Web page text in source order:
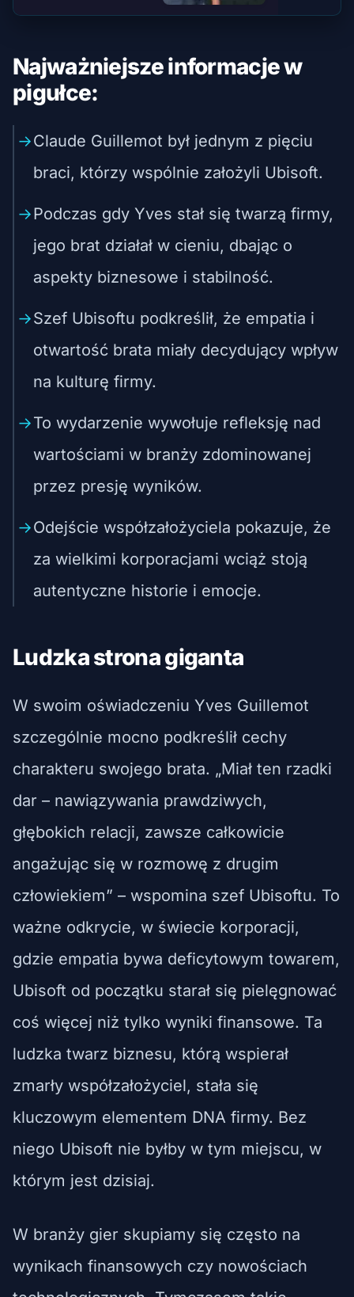
Najważniejsze informacje w
pigułce:
Claude Guillemot był jednym z pięciu
braci, którzy wspólnie założyli Ubisoft.
Podczas gdy Yves stał się twarzą firmy,
jego brat działał w cieniu, dbając o
aspekty biznesowe i stabilność.
Szef Ubisoftu podkreślił, że empatia i
otwartość brata miały decydujący wpływ
na kulturę firmy.
To wydarzenie wywołuje refleksję nad
wartościami w branży zdominowanej
przez presję wyników.
Odejście współzałożyciela pokazuje, że
za wielkimi korporacjami wciąż stoją
autentyczne historie i emocje.
Ludzka strona giganta
W swoim oświadczeniu Yves Guillemot
szczególnie mocno podkreślił cechy
charakteru swojego brata. „Miał ten rzadki
dar – nawiązywania prawdziwych,
głębokich relacji, zawsze całkowicie
angażując się w rozmowę z drugim
człowiekiem” – wspomina szef Ubisoftu. To
ważne odkrycie, w świecie korporacji,
gdzie empatia bywa deficytowym towarem,
Ubisoft od początku starał się pielęgnować
coś więcej niż tylko wyniki finansowe. Ta
ludzka twarz biznesu, którą wspierał
zmarły współzałożyciel, stała się
kluczowym elementem DNA firmy. Bez
niego Ubisoft nie byłby w tym miejscu, w
którym jest dzisiaj.
W branży gier skupiamy się często na
wynikach finansowych czy nowościach